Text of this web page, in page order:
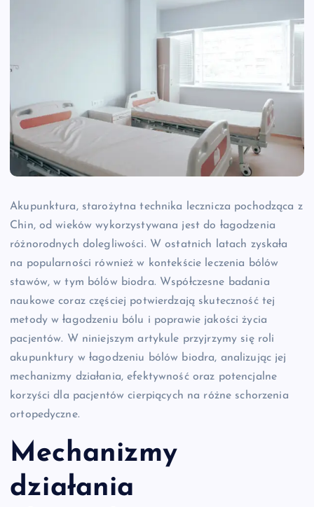
Akupunktura, starożytna technika lecznicza pochodząca z
Chin, od wieków wykorzystywana jest do łagodzenia
różnorodnych dolegliwości. W ostatnich latach zyskała
na popularności również w kontekście leczenia bólów
stawów, w tym bólów biodra. Współczesne badania
naukowe coraz częściej potwierdzają skuteczność tej
metody w łagodzeniu bólu i poprawie jakości życia
pacjentów. W niniejszym artykule przyjrzymy się roli
akupunktury w łagodzeniu bólów biodra, analizując jej
mechanizmy działania, efektywność oraz potencjalne
korzyści dla pacjentów cierpiących na różne schorzenia
ortopedyczne.
Mechanizmy
działania